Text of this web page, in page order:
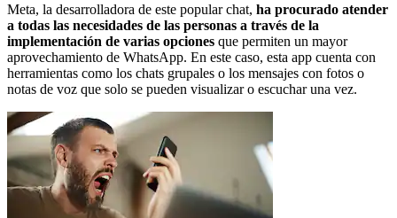
Meta, la desarrolladora de este popular chat, ha procurado atender
a todas las necesidades de las personas a través de la
implementación de varias opciones que permiten un mayor
aprovechamiento de WhatsApp. En este caso, esta app cuenta con
herramientas como los chats grupales o los mensajes con fotos o
notas de voz que solo se pueden visualizar o escuchar una vez.